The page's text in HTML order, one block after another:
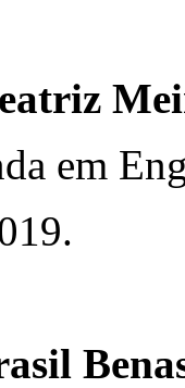
em